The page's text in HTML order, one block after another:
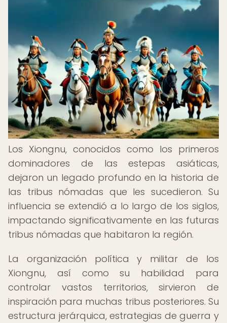
Los Xiongnu, conocidos como los primeros
dominadores de las estepas asiáticas,
dejaron un legado profundo en la historia de
las tribus nómadas que les sucedieron. Su
influencia se extendió a lo largo de los siglos,
impactando significativamente en las futuras
tribus nómadas que habitaron la región.
La organización política y militar de los
Xiongnu, así como su habilidad para
controlar vastos territorios, sirvieron de
inspiración para muchas tribus posteriores. Su
estructura jerárquica, estrategias de guerra y